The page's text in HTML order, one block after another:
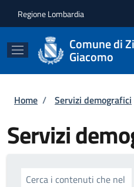
Regione Lombardia
Comune di
Giacomo
Briciole di pane
Home / Servizi demografici
Servizi
Cerca i contenuti che nel